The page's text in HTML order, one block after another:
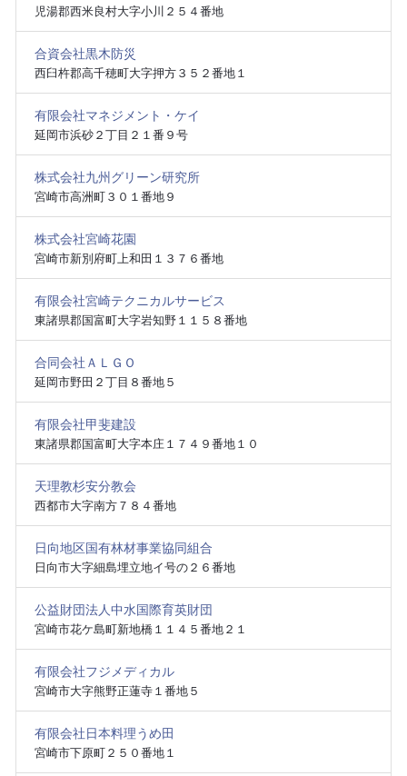
児湯郡西米良村大字小川２５４番地
合資会社黒木防災
西臼杵郡高千穂町大字押方３５２番地１
有限会社マネジメント・ケイ
延岡市浜砂２丁目２１番９号
株式会社九州グリーン研究所
宮崎市高洲町３０１番地９
株式会社宮崎花園
宮崎市新別府町上和田１３７６番地
有限会社宮崎テクニカルサービス
東諸県郡国富町大字岩知野１１５８番地
合同会社ＡＬＧＯ
延岡市野田２丁目８番地５
有限会社甲斐建設
東諸県郡国富町大字本庄１７４９番地１０
天理教杉安分教会
西都市大字南方７８４番地
日向地区国有林材事業協同組合
日向市大字細島埋立地イ号の２６番地
公益財団法人中水国際育英財団
宮崎市花ケ島町新地橋１１４５番地２１
有限会社フジメディカル
宮崎市大字熊野正蓮寺１番地５
有限会社日本料理うめ田
宮崎市下原町２５０番地１